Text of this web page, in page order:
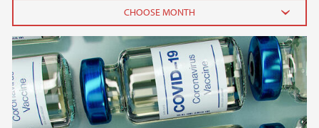
2025
April (1)
2024